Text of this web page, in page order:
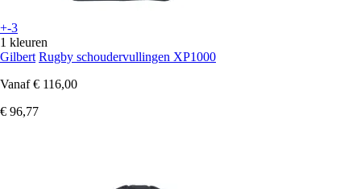
+-3
1 kleuren
Gilbert Rugby schoudervullingen XP1000
Vanaf € 116,00
€ 96,77